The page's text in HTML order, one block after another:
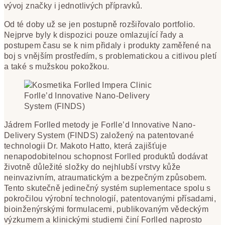
vývoj značky i jednotlivých přípravků.
Od té doby už se jen postupně rozšiřovalo portfolio.
Nejprve byly k dispozici pouze omlazující řady a
postupem času se k nim přidaly i produkty zaměřené na
boj s vnějším prostředím, s problematickou a citlivou pletí
a také s mužskou pokožkou.
Forlle’d Innovative Nano-Delivery
System (FINDS)
Jádrem Forlled metody je Forlle’d Innovative Nano-
Delivery System (FINDS) založený na patentované
technologii Dr. Makoto Hatto, která zajišťuje
nenapodobitelnou schopnost Forlled produktů dodávat
životně důležité složky do nejhlubší vrstvy kůže
neinvazivním, atraumatickým a bezpečným způsobem.
Tento skutečně jedinečný systém suplementace spolu s
pokročilou výrobní technologií, patentovanými přísadami,
bioinženýrskými formulacemi, publikovaným vědeckým
výzkumem a klinickými studiemi činí Forlled naprosto